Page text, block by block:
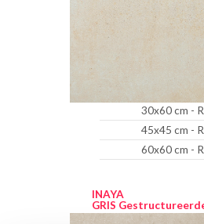
30x60 cm -
45x45 cm -
60x60 cm -
INAYA
GRIS